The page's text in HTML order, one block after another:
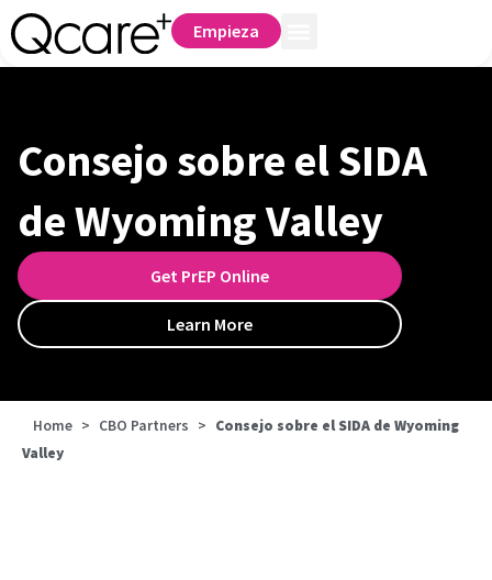
Empieza
Consejo sobre el SIDA
de Wyoming Valley
Get PrEP Online
Learn More
Home > CBO Partners > Consejo sobre el SIDA de Wyoming
Valley